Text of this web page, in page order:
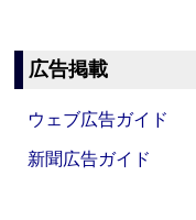
広告掲載
ウェブ広告ガイド
新聞広告ガイド